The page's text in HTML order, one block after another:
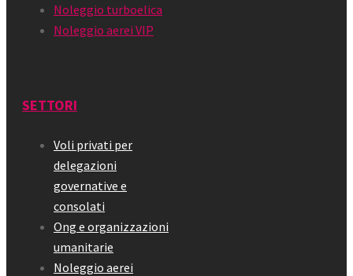
Noleggio turboelica
Noleggio aerei VIP
SETTORI
Voli privati per
delegazioni
governative e
consolati
Ong e organizzazioni
umanitarie
Noleggio aerei